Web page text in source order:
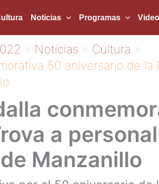
Noticias Programas
Noticias
Cultura
50 aniversario de
a
Manzanillo